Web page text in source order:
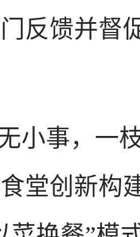
反馈并督
小事，一
堂创新构